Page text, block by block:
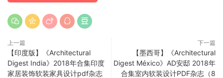
上一篇
【印度版】《Architectural
Digest India》2018年合集印度
家居装饰软装家具设计pdf杂志
下一篇
【墨西哥】《Architectural
Digest México》AD安邸 2018年
合集室内软装设计PDF杂志（8